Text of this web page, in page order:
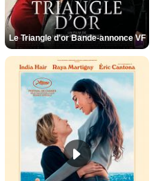
Le Triangle d'or Bande-annonce VF